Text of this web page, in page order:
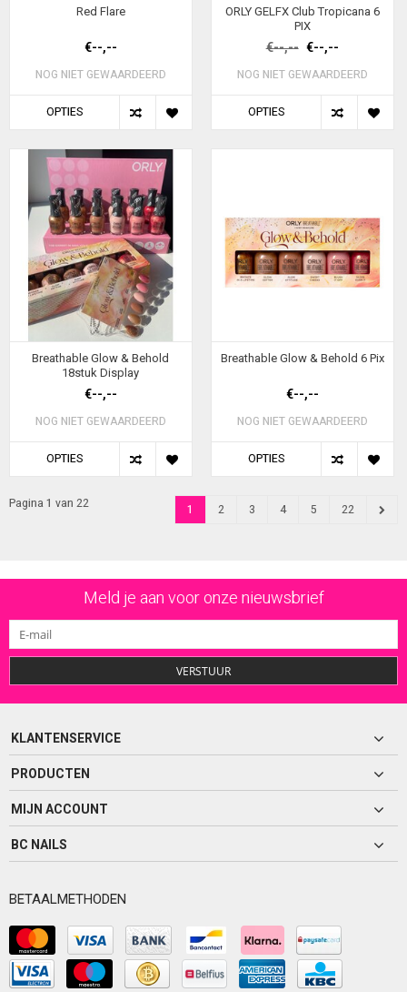
Red Flare
€--,--
NOG NIET GEWAARDEERD
OPTIES
ORLY GELFX Club Tropicana 6
PIX
€--,-- €--,--
NOG NIET GEWAARDEERD
OPTIES
Breathable Glow & Behold
18stuk Display
€--,--
NOG NIET GEWAARDEERD
OPTIES
Breathable Glow & Behold 6 Pix
€--,--
NOG NIET GEWAARDEERD
OPTIES
Pagina 1 van 22 1 2 3 4 5 22
Meld je aan voor onze nieuwsbrief
VERSTUUR
KLANTENSERVICE
PRODUCTEN
MIJN ACCOUNT
BC NAILS
BETAALMETHODEN